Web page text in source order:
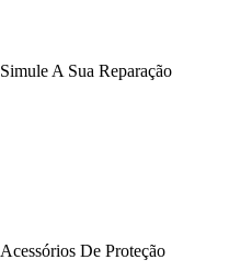
Simule A Sua Reparação
Acessórios De Proteção